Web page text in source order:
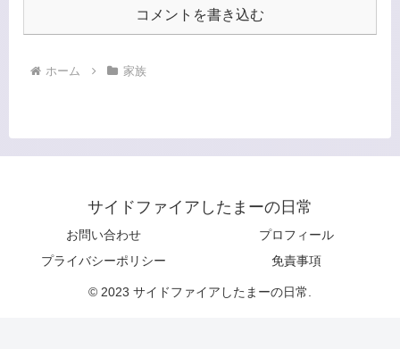
コメントを書き込む
ホーム 家族
サイドファイアしたまーの日常
お問い合わせ
プロフィール
プライバシーポリシー
免責事項
© 2023 サイドファイアしたまーの日常.